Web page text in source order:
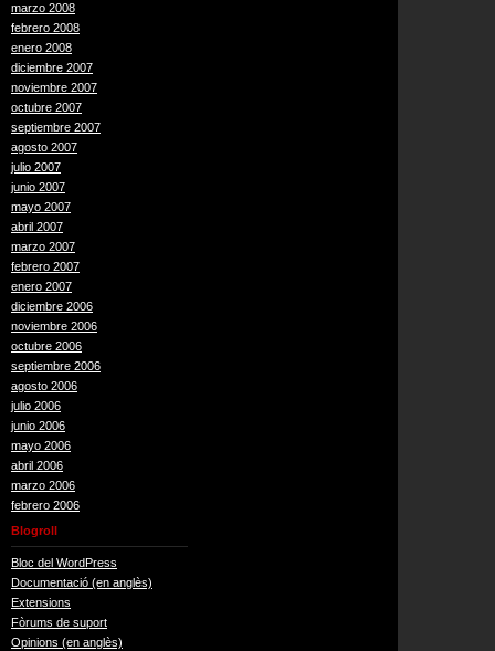
marzo 2008
febrero 2008
enero 2008
diciembre 2007
noviembre 2007
octubre 2007
septiembre 2007
agosto 2007
julio 2007
junio 2007
mayo 2007
abril 2007
marzo 2007
febrero 2007
enero 2007
diciembre 2006
noviembre 2006
octubre 2006
septiembre 2006
agosto 2006
julio 2006
junio 2006
mayo 2006
abril 2006
marzo 2006
febrero 2006
Blogroll
Bloc del WordPress
Documentació (en anglès)
Extensions
Fòrums de suport
Opinions (en anglès)